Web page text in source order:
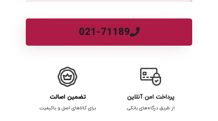
021-71189
پرداخت امن آنلاین
از طریق درگاه‌های بانکی
تضمین اصالت
برای کالاهای اصل و باکیفیت